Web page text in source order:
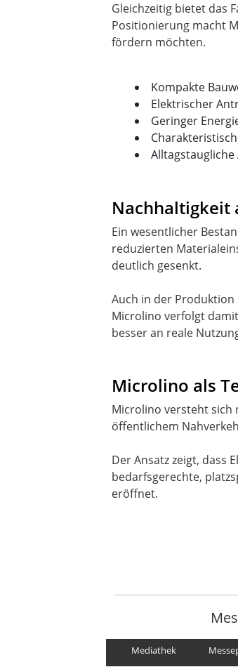
Gleichzeitig bietet das
Positionierung macht
fördern möchten.
Kompakte
Elektrischer
Geringer
Alltagstaugliche
Nachhaltigkeit
Ein wesentlicher
reduzierten
deutlich gesenkt.
Auch in der Produktion
Microlino verfolgt
besser an reale
Microlino als
Microlino versteht sich
öffentlichem
Der Ansatz zeigt, dass
bedarfsgerechte,
eröffnet.
Mediathek